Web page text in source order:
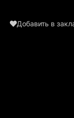
Добавить в